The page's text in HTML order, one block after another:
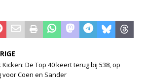
Kicken: De Top 40 keert terug bij 538, op
voor Coen en Sander